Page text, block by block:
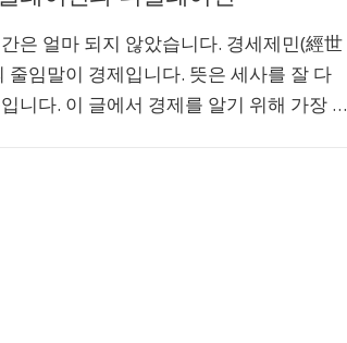
은 얼마 되지 않았습니다. 경세제민(經世
임말이 경제입니다. 뜻은 세사를 잘 다
니다. 이 글에서 경제를 알기 위해 가장 …